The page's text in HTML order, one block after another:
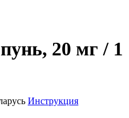
20 мг / 1
Инструкция